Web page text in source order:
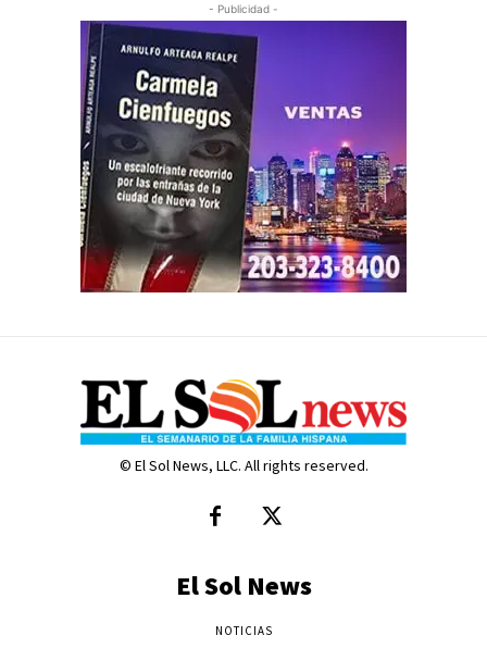
- Publicidad -
© El Sol News, LLC. All rights reserved.
El Sol News
NOTICIAS